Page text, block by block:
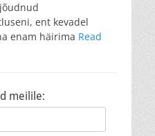
ent kevadel
enam häirima Read
meilile: